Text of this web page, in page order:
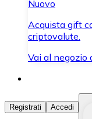
Nuovo
Acquista gift
criptovalute.
Vai al negozio
Acquista
Registrati Accedi